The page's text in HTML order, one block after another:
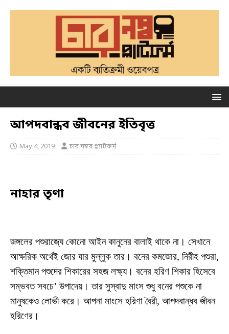
আপদবান্ধব জীবনের ইতিবৃত্ত
May 4, 2019 চার নম্বর প্ল্যাটফর্ম
নাহারতৃণা
জঙ্গলের পশুরাজ্যে কোনো আইন কানুনের বালাই থাকে না। সেখানে
আক্ষরিক অর্থেই জোর যার মুল্লুক তার। বনের কমজোর, নিরীহ পশুরা,
শক্তিমান পশুদের শিকারের সহজ লক্ষ্য। বনের হরিণ শিকার হিসেবে
সম্ভবত সবচে’ উপাদেয়। তার সুস্বাদু মাংস শুধু বনের পশুকে না
মানুষকেও লোভী করে। আপনা মাংসে হরিণা বৈরী, আপদবান্ধব জীবন
হরিণের।